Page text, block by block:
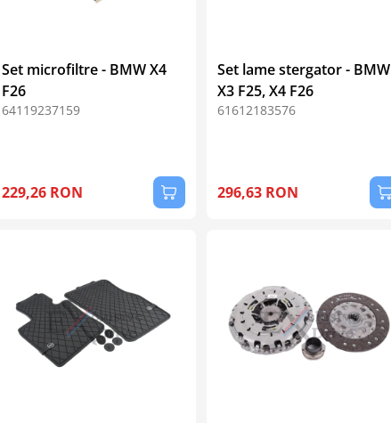
Set microfiltre - BMW X4
F26
64119237159
229,26 RON
Set lame stergator - BMW
X3 F25, X4 F26
61612183576
296,63 RON